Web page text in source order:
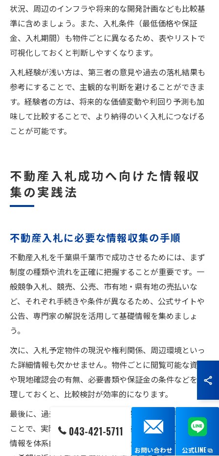
状況、周辺のインフラや将来的な開発計画なども比較基
準に含めましょう。また、入札条件（最低価格や保証
金、入札期間）も物件ごとに異なるため、表やリストで
可視化しておくと判断しやすくなります。
入札経験が浅い方は、第三者の意見や過去の落札結果も
参考にすることで、主観的な判断を避けることができま
す。経験者の方は、将来的な価値変動や利回り予測も加
味して比較することで、より納得のいく入札につなげる
ことが可能です。
不動産入札成功へ向けた情報収
集の実践法
不動産入札に必要な情報収集の手順
不動産入札を千葉県千葉市で成功させるためには、まず
制度の種類や流れを正確に把握することが重要です。一
般競争入札、競売、公売、市有地・県有地の売払いな
ど、それぞれ手続きや条件が異なるため、公式サイトや
公告、専門家の解説を活用して基礎情報を集めましょ
う。
次に、入札予定物件の現況や権利関係、周辺環境といっ
た詳細情報も欠かせません。物件ごとに閲覧可能な資料
や現地確認会の有無、必要書類や保証金の条件などを整
理しておくと、比較検討が効率的になります。
最後に、過去の入札事例や落札価格の傾向も参考にする
ことで、実際の競争具合や相場観を掴めます。これらの
情報を体系的に収集・整理することで、リスクを抑えつ
043-421-5711
お問い合わせ 公式LINE